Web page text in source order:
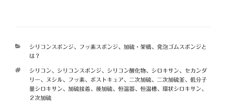
カ
テ
リ
ー
シリコンスポンジ、 フッ素スポンジ、 加硫・架橋、 発泡ゴムスポンジと
は？
タ
グ
シリコン、 シリコンスポンジ、 シリコン酸化物、 シロキサン、
セカンダ
リー、 ヌシル、 フッ素、 ポストキュア、 二次加硫、 二次加硫釜、 低分子
量シロキサン、 加硫接着、 後加硫、 恒温器、 恒温槽、 環状シロキサン、
２次加硫